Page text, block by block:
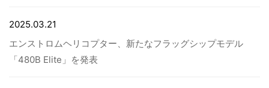
自治体関係者の方
2025.03.21
エンストロムヘリコプター、新たなフラッグシップモデル
「480B Elite」を発表